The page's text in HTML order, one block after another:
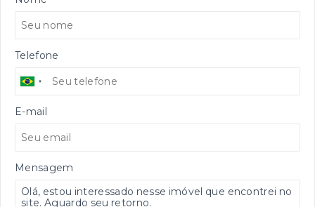
Telefone
E-mail
Mensagem